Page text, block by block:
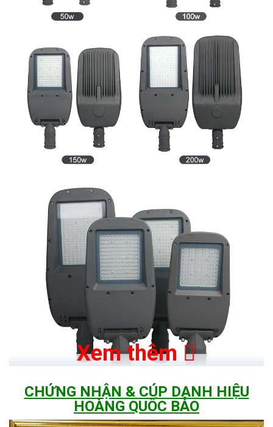
Xem thêm
CHỨNG NHẬN & CÚP DANH HIỆU
HOÀNG QUỐC BẢO